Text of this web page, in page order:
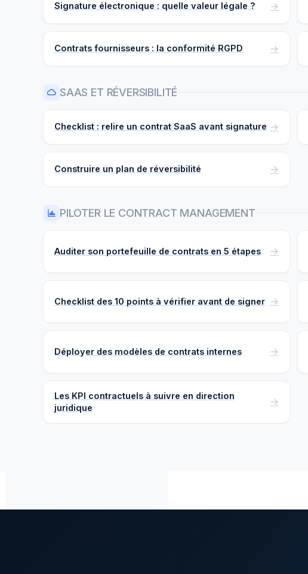
Signature électronique : quelle valeur légale ?
Contrats fournisseurs : la conformité RGPD
SAAS ET RÉVERSIBILITÉ
Checklist : relire un contrat SaaS avant signature
Construire un plan de réversibilité
PILOTER LE CONTRACT MANAGEMENT
Auditer son portefeuille de contrats en 5 étapes
Checklist des 10 points à vérifier avant de signer
Déployer des modèles de contrats internes
Les KPI contractuels à suivre en direction
juridique